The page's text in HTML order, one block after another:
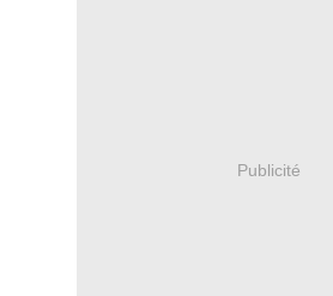
Publicité